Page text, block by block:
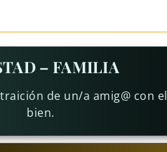
– FAMILIA
de un/a amig@ con
bien.